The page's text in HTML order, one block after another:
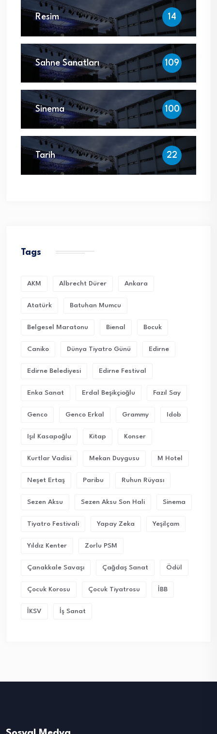
Resim 14
Sahne Sanatları 109
Sinema 100
Tarih 22
Tags
AKM Albrecht Dürer Ankara
Atatürk Batuhan Mumcu
Belgesel Maratonu Bienal Bocuk
Caniko Dünya Tiyatro Günü Edirne
Edirne Belediyesi Edirne Festival
Enka Sanat Erdal Beşikçioğlu Fazıl Say
Genco Genco Erkal Grammy Idob
Işıl Kasapoğlu Kitap Konser
Kurtlar Vadisi Mekan Duygusu M Hotel
Neşet Ertaş Paribu Ruhun Rüyası
Sezen Aksu Sezen Aksu Son Hali Sinema
Tiyatro Festivali Yapay Zeka Yeşilçam
Yıldız Kenter Zorlu PSM
Çanakkale Savaşı Çağdaş Sanat Ödül
Çocuk Korosu Çocuk Tiyatrosu İBB
İKSV İş Sanat